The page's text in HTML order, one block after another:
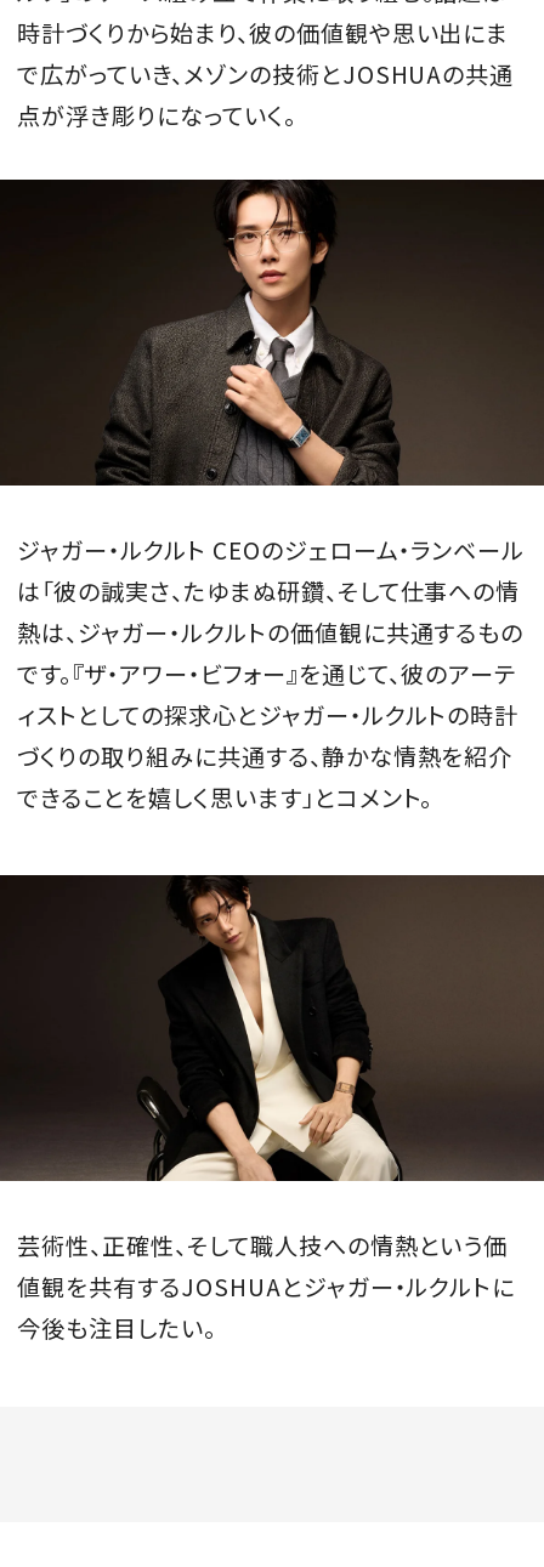
時計づくりから始まり、彼の価値観や思い出にま
で広がっていき、メゾンの技術とJOSHUAの共通
点が浮き彫りになっていく。
ジャガー・ルクルト CEOのジェローム・ランベール
は「彼の誠実さ、たゆまぬ研鑽、そして仕事への情
熱は、ジャガー・ルクルトの価値観に共通するもの
です。『ザ・アワー・ビフォー』を通じて、彼のアーテ
ィストとしての探求心とジャガー・ルクルトの時計
づくりの取り組みに共通する、静かな情熱を紹介
できることを嬉しく思います」とコメント。
芸術性、正確性、そして職人技への情熱という価
値観を共有するJOSHUAとジャガー・ルクルトに
今後も注目したい。